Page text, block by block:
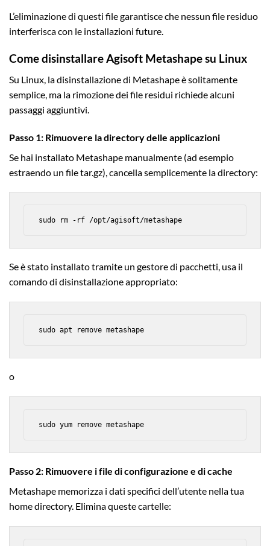
L’eliminazione di questi file garantisce che nessun file residuo
interferisca con le installazioni future.
Come disinstallare Agisoft Metashape su Linux
Su Linux, la disinstallazione di Metashape è solitamente
semplice, ma la rimozione dei file residui richiede alcuni
passaggi aggiuntivi.
Passo 1: Rimuovere la directory delle applicazioni
Se hai installato Metashape manualmente (ad esempio
estraendo un file tar.gz), cancella semplicemente la directory:
sudo rm -rf /opt/agisoft/metashape
Se è stato installato tramite un gestore di pacchetti, usa il
comando di disinstallazione appropriato:
sudo apt remove metashape
o
sudo yum remove metashape
Passo 2: Rimuovere i file di configurazione e di cache
Metashape memorizza i dati specifici dell’utente nella tua
home directory. Elimina queste cartelle: